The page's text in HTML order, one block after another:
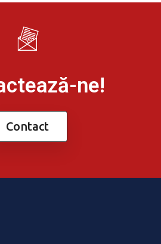
ne!
Contact